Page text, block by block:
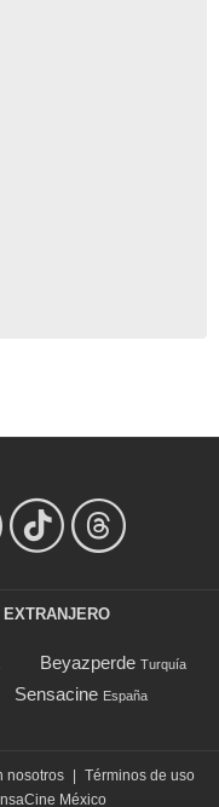
Beyazperde Turquía
Sensacine España
nosotros
Términos de uso
México